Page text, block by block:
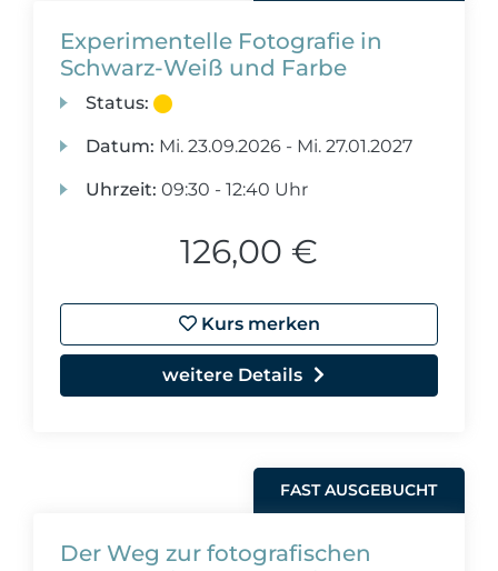
Experimentelle Fotografie in
Schwarz-Weiß und Farbe
Status:
Datum: Mi. 23.09.2026 - Mi. 27.01.2027
Uhrzeit: 09:30 - 12:40 Uhr
126,00 €
Kurs merken
weitere Details
FAST AUSGEBUCHT
Der Weg zur fotografischen